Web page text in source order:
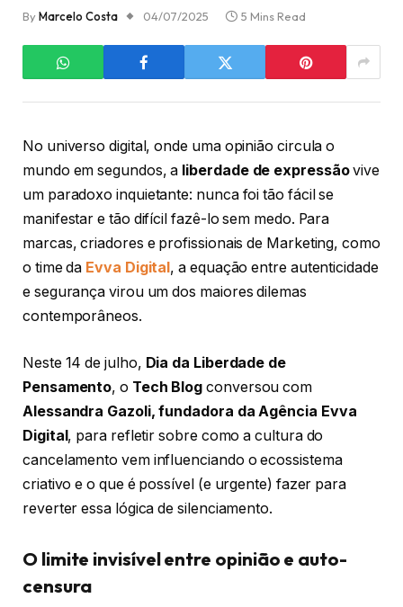
ByMarcelo Costa 04/07/2025 5 Mins Read
No universo digital, onde uma opinião circula o
mundo em segundos, a liberdade de expressãovive
um paradoxo inquietante: nunca foi tão fácil se
manifestar e tão difícil fazê-lo sem medo. Para
marcas, criadores e profissionais de Marketing, como
o time da Evva Digital , a equação entre autenticidade
e segurança virou um dos maiores dilemas
contemporâneos.
Neste 14 de julho, Dia da Liberdade de
Pensamento, o Tech Blog conversou com
Alessandra Gazoli, fundadora da Agência Evva
Digital, para refletir sobre como a cultura do
cancelamento vem influenciando o ecossistema
criativo e o que é possível (e urgente) fazer para
reverter essa lógica de silenciamento.
O limite invisível entre opinião e auto-
censura